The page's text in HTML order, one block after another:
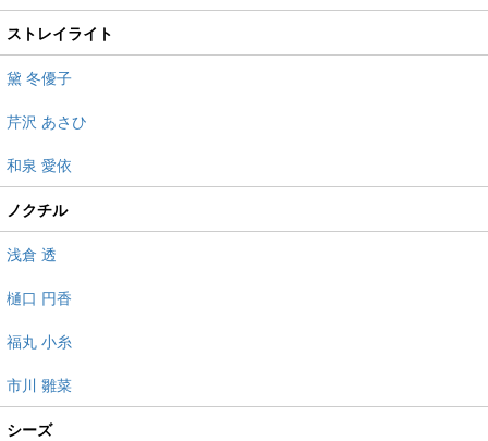
ストレイライト
黛 冬優子
芹沢 あさひ
和泉 愛依
ノクチル
浅倉 透
樋口 円香
福丸 小糸
市川 雛菜
シーズ